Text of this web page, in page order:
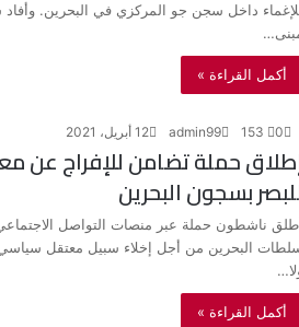
داخل سجن جو المركزي في البحرين.
أكمل القراءة »
admin99 12 أبريل، 2021 0
حملة تضامن للإفراج عن
بسجون البحرين
ناشطون حملة عبر منصات التواصل
البحرين من أجل إخلاء سبيل معتقل سياسي
أكمل القراءة »